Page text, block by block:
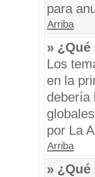
para
Arriba
»
Los
en la
debería
por La
Arriba
»